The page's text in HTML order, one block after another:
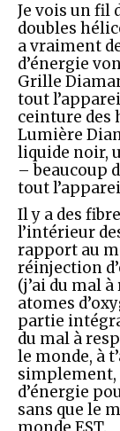
Je vois un fil
doubles
a vraiment
d’énergie
Grille
tout
ceinture des
Lumière
liquide noir,
– beaucoup
tout
Il y a des
l’intérieur
rapport au
réinjection
(j’ai du mal
atomes
partie
du mal à
le monde, à
simplement,
d’énergie
sans que le